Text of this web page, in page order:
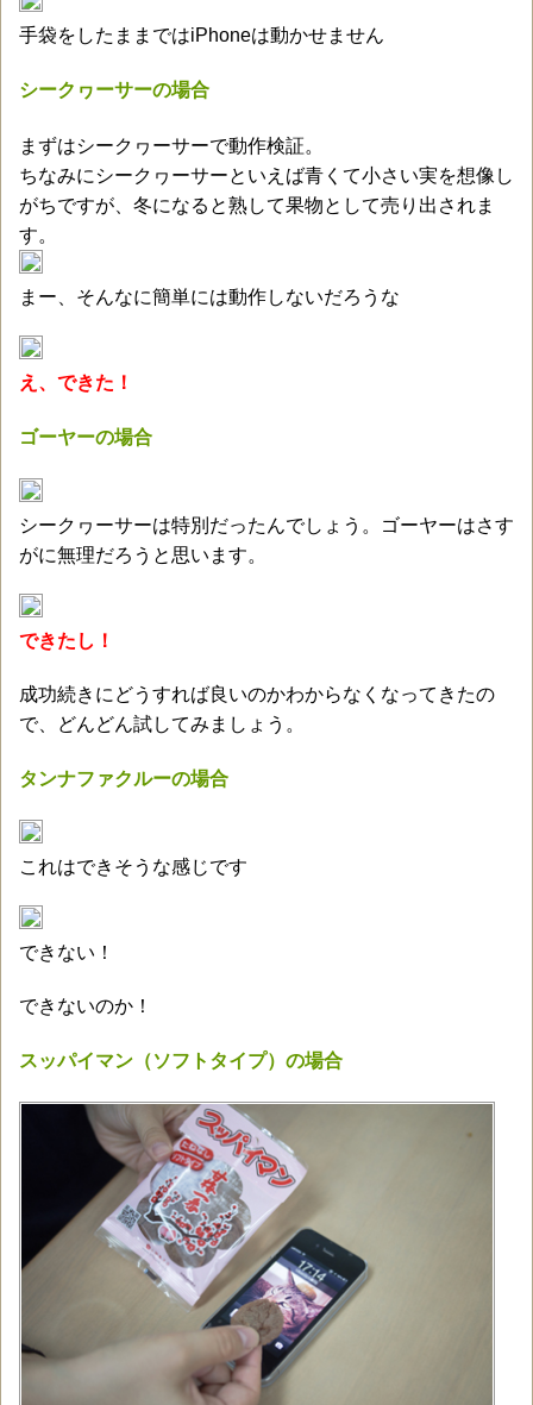
手袋をしたままではiPhoneは動かせません
シークヮーサーの場合
まずはシークヮーサーで動作検証。
ちなみにシークヮーサーといえば青くて小さい実を想像し
がちですが、冬になると熟して果物として売り出されま
す。
まー、そんなに簡単には動作しないだろうな
え、できた！
ゴーヤーの場合
シークヮーサーは特別だったんでしょう。ゴーヤーはさす
がに無理だろうと思います。
できたし！
成功続きにどうすれば良いのかわからなくなってきたの
で、どんどん試してみましょう。
タンナファクルーの場合
これはできそうな感じです
できない！
できないのか！
スッパイマン（ソフトタイプ）の場合